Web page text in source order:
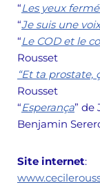
“Les yeux
“Je suis une voix
“Le COD et le
Rousset
“Et ta prostate,
Rousset
“Esperança” de
Benjamin
Site internet: